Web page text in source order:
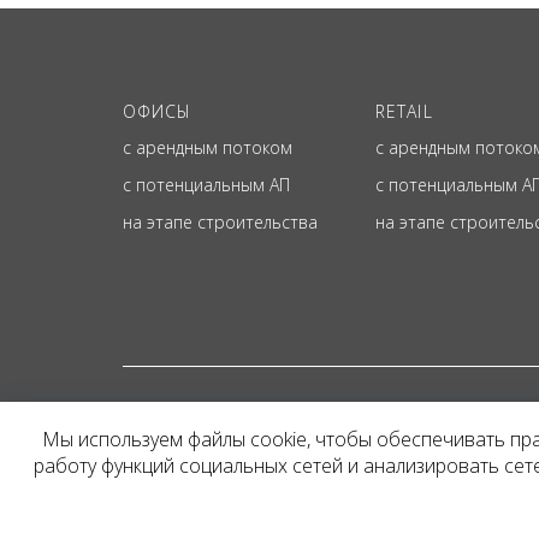
ОФИСЫ
с арендным потоком
с потенциальным АП
на этапе строительства
RETAIL
с арендным
с потенциальным
на этапе
Представленная на
и не является
Мы используем файлы cookie, чтобы обеспечивать
работу функций социальных сетей и анализировать